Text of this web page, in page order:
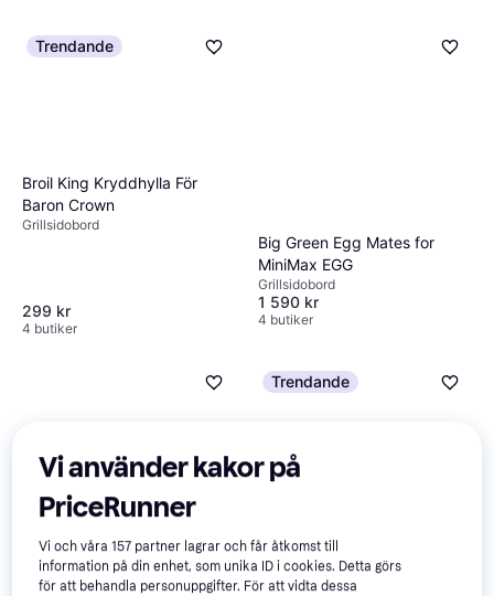
Trendande
Broil King Kryddhylla För
Baron Crown
Grillsidobord
299 kr
4 butiker
Big Green Egg Mates for
MiniMax EGG
Grillsidobord
1 590 kr
4 butiker
Trendande
Weber Side Table Q 1000
Series 6527
Grillsidobord
Vi använder kakor på
PriceRunner
Vi och våra157 partner lagrar och får åtkomst till
information på din enhet, som unika ID i cookies. Detta görs
för att behandla personuppgifter. För att vidta dessa